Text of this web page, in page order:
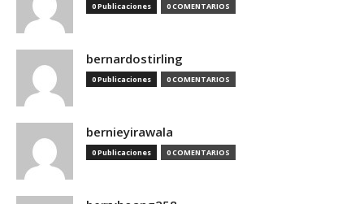
0 Publicaciones 0 COMENTARIOS
bernardostirling
0 Publicaciones 0 COMENTARIOS
bernieyirawala
0 Publicaciones 0 COMENTARIOS